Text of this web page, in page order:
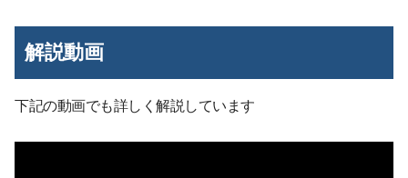
解説動画
下記の動画でも詳しく解説しています